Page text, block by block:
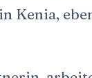
Kenia,